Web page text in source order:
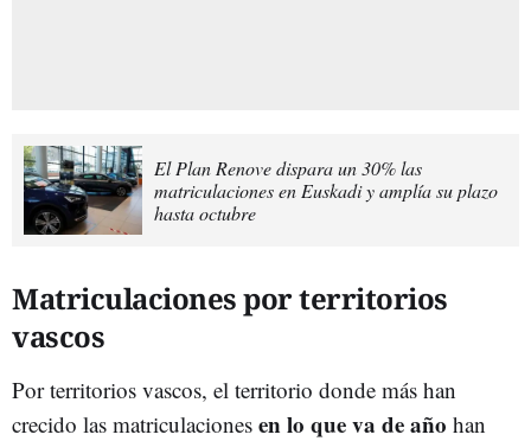
El Plan Renove dispara un 30% las
matriculaciones en Euskadi y amplía su plazo
hasta octubre
Matriculaciones por territorios
vascos
Por territorios vascos, el territorio donde más han
crecido las matriculaciones en lo que va de año han